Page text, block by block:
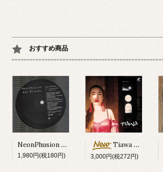
おすすめ商品
NeonPhusion feat Don Ricardo - How Times Fly
1,980円(税180円)
Tiawa - Moonlit Train
3,000円(税272円)